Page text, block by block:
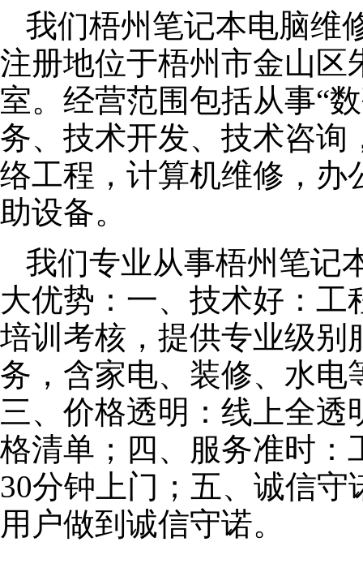
我们梧州笔记本电脑维
注册地位于梧州市金山区
室。经营范围包括从事“
务、技术开发、技术咨询
络工程，计算机维修，办
助设备。
我们专业从事梧州笔记
大优势：一、技术好：
培训考核，提供专业级别
务，含家电、装修、水电
三、价格透明：线上全
格清单；四、服务准时：
30分钟上门；五、诚信
用户做到诚信守诺。